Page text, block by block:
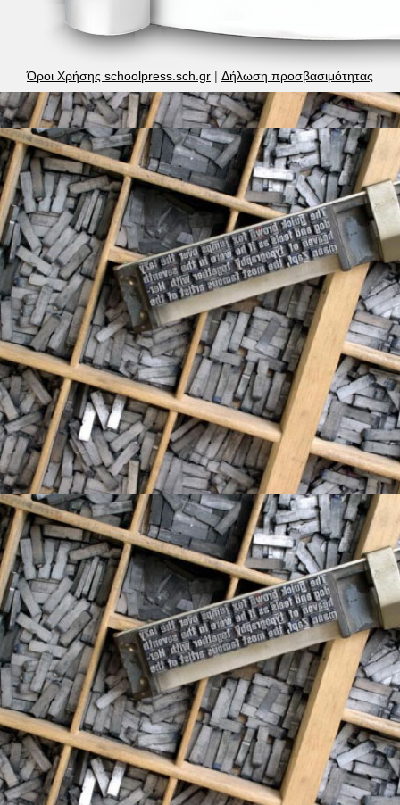
Όροι Χρήσης schoolpress.sch.gr | Δήλωση προσβασιμότητας